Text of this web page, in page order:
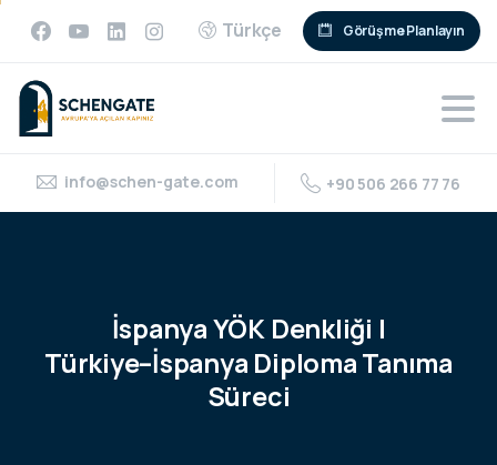
Türkçe Görüşme Planlayın
info@schen-gate.com +90 506 266 77 76
İspanyaYÖK Denkliği |
Türkiye–İspanya DiplomaTanıma
Süreci